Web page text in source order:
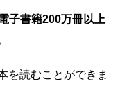
子書籍200万冊以上
を読むことができま